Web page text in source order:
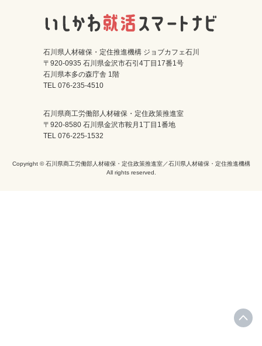
ログイン 会員登録
石川県人材確保・定住推進機構 ジョブカフェ石川
〒920-0935 石川県金沢市石引4丁目17番1号
石川県本多の森庁舎 1階
TEL 076-235-4510
石川県商工労働部人材確保・定住政策推進室
〒920-8580 石川県金沢市鞍月1丁目1番地
TEL 076-225-1532
Copyright © 石川県商工労働部人材確保・定住政策推進室／石川県人材確保・定住推進機構
All rights reserved.